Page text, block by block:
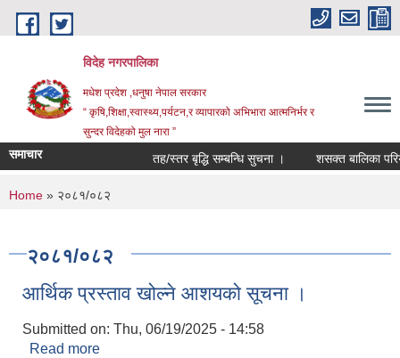
Skip to main content
विदेह नगरपालिका
मधेश प्रदेश ,धनुषा नेपाल सरकार
“ कृषि,शिक्षा,स्वास्थ्य,पर्यटन,र व्यापारको अभिभारा आत्मनिर्भर र
सुन्दर विदेहको मुल नारा ”
समाचार तह/स्तर बृद्धि सम्बन्धि सुचना । शसक्त बालिका
You are here
Home » २०८१/०८२
२०८१/०८२
आर्थिक प्रस्ताव खोल्ने आशयको सूचना ।
Submitted on: Thu, 06/19/2025 - 14:58
Read more